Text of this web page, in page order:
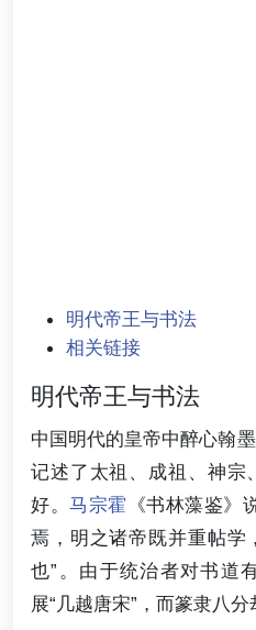
明代帝王与书法
相关链接
明代帝王与书法
中国明代的皇帝中醉心翰
记述了太祖、成祖、神宗
好。马宗霍 《书林藻鉴》
焉，明之诸帝既并重帖学
也”。由于统治者对书道
展“几越唐宋”，而篆隶八分